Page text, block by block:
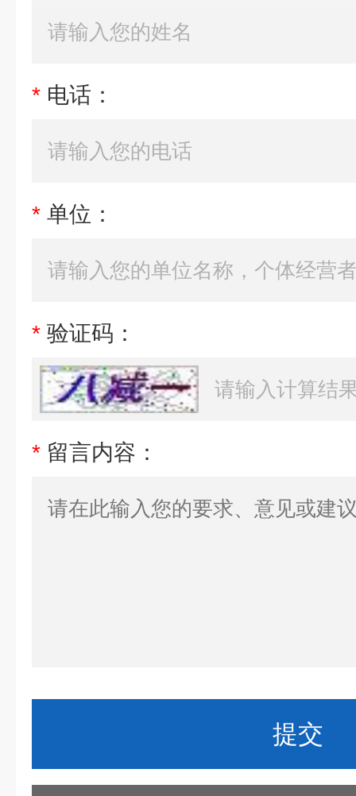
* 电话：
* 单位：
* 验证码：
* 留言内容：